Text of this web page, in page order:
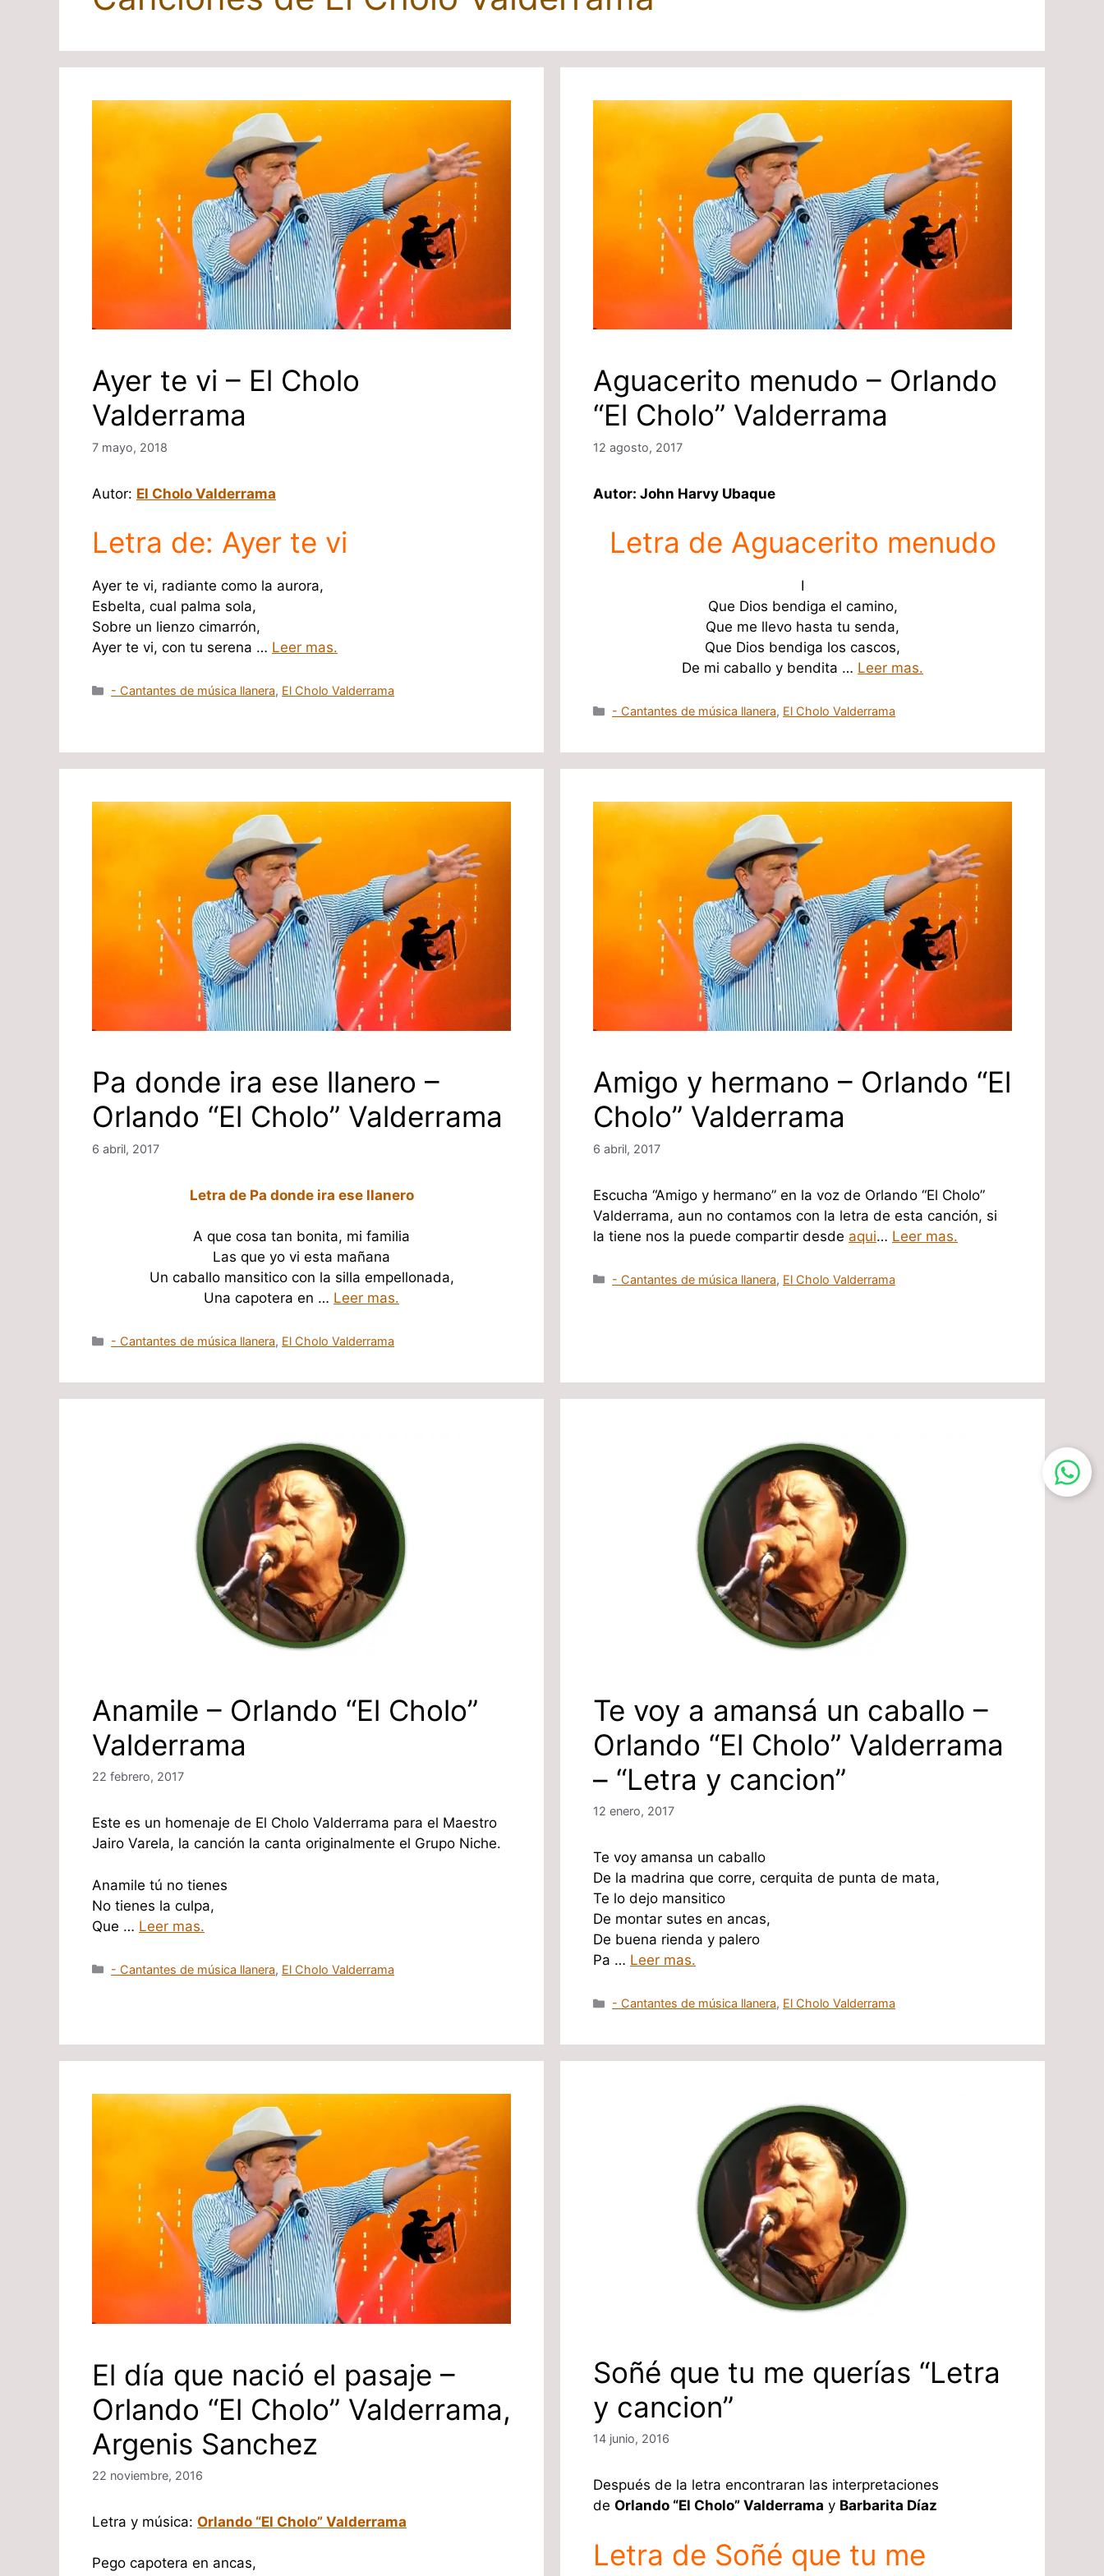
Ayer te vi – El Cholo
Valderrama
7 mayo, 2018
Autor: El Cholo Valderrama
Letra de: Ayer te vi
Ayer te vi, radiante como la aurora,
Esbelta, cual palma sola,
Sobre un lienzo cimarrón,
Ayer te vi, con tu serena … Leer mas.
Categorías
- Cantantes de música llanera, El Cholo Valderrama
Aguacerito menudo – Orlando
“El Cholo” Valderrama
12 agosto, 2017
Autor: John Harvy Ubaque
Letra de Aguacerito menudo
I
Que Dios bendiga el camino,
Que me llevo hasta tu senda,
Que Dios bendiga los cascos,
De mi caballo y bendita … Leer mas.
Categorías
- Cantantes de música llanera, El Cholo Valderrama
Pa donde ira ese llanero –
Orlando “El Cholo” Valderrama
6 abril, 2017
Letra de Pa donde ira ese llanero
A que cosa tan bonita, mi familia
Las que yo vi esta mañana
Un caballo mansitico con la silla empellonada,
Una capotera en … Leer mas.
Categorías
- Cantantes de música llanera, El Cholo Valderrama
Amigo y hermano – Orlando “El
Cholo” Valderrama
6 abril, 2017
Escucha “Amigo y hermano” en la voz de Orlando “El Cholo”
Valderrama, aun no contamos con la letra de esta canción, si
la tiene nos la puede compartir desde aqui… Leer mas.
Categorías
- Cantantes de música llanera, El Cholo Valderrama
Anamile – Orlando “El Cholo”
Valderrama
22 febrero, 2017
Este es un homenaje de El Cholo Valderrama para el Maestro
Jairo Varela, la canción la canta originalmente el Grupo Niche.
Anamile tú no tienes
No tienes la culpa,
Que … Leer mas.
Categorías
- Cantantes de música llanera, El Cholo Valderrama
Te voy a amansá un caballo –
Orlando “El Cholo” Valderrama
– “Letra y cancion”
12 enero, 2017
Te voy amansa un caballo
De la madrina que corre, cerquita de punta de mata,
Te lo dejo mansitico
De montar sutes en ancas,
De buena rienda y palero
Pa … Leer mas.
Categorías
- Cantantes de música llanera, El Cholo Valderrama
El día que nació el pasaje –
Orlando “El Cholo” Valderrama,
Argenis Sanchez
22 noviembre, 2016
Letra y música: Orlando “El Cholo” Valderrama
Pego capotera en ancas,
Soñé que tu me querías “Letra
y cancion”
14 junio, 2016
Después de la letra encontraran las interpretaciones
de Orlando “El Cholo” Valderrama y Barbarita Díaz
Letra de Soñé que tu me